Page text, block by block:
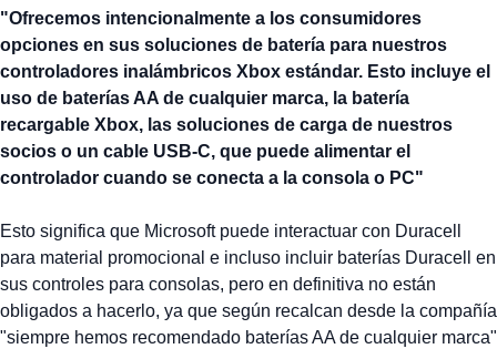
"Ofrecemos intencionalmente a los consumidores
opciones en sus soluciones de batería para nuestros
controladores inalámbricos Xbox estándar. Esto incluye el
uso de baterías AA de cualquier marca, la batería
recargable Xbox, las soluciones de carga de nuestros
socios o un cable USB-C, que puede alimentar el
controlador cuando se conecta a la consola o PC"
Esto significa que Microsoft puede interactuar con Duracell
para material promocional e incluso incluir baterías Duracell en
sus controles para consolas, pero en definitiva no están
obligados a hacerlo, ya que según recalcan desde la compañía
"siempre hemos recomendado baterías AA de cualquier marca"